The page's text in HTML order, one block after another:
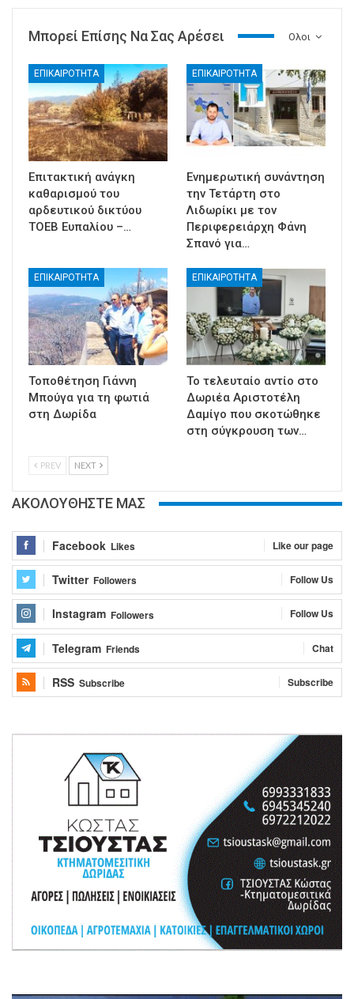
Ολοι
Μπορεί Επίσης Να Σας Αρέσει
ΕΠΙΚΑΙΡΟΤΗΤΑ
Επιτακτική ανάγκη
καθαρισμού του
αρδευτικού δικτύου
ΤΟΕΒ Ευπαλίου –…
ΕΠΙΚΑΙΡΟΤΗΤΑ
Ενημερωτική συνάντηση
την Τετάρτη στο
Λιδωρίκι με τον
Περιφερειάρχη Φάνη
Σπανό για…
ΕΠΙΚΑΙΡΟΤΗΤΑ
Τοποθέτηση Γιάννη
Μπούγα για τη φωτιά
στη Δωρίδα
ΕΠΙΚΑΙΡΟΤΗΤΑ
Το τελευταίο αντίο στο
Δωριέα Αριστοτέλη
Δαμίγο που σκοτώθηκε
στη σύγκρουση των…
PREV NEXT
ΑΚΟΛΟΥΘΗΣΤΕ ΜΑΣ
Facebook Likes Like our page
Twitter Followers Follow Us
Instagram Followers Follow Us
Telegram Friends Chat
RSS Subscribe Subscribe